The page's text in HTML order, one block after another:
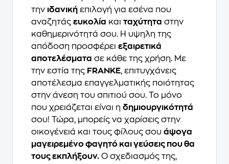
την ιδανική επιλογή για εσένα που
αναζητάς ευκολία και ταχύτητα στην
καθημερινότητά σου. Η υψηλη της
απόδοση προσφέρει εξαιρετικά
αποτελέσματα σε κάθε της χρήση. Με
την εστία της FRANKE, επιτυγχάνεις
αποτέλεσμα επαγγελματικής ποιότητας
στην άνεση του σπιτιού σου. Το μόνο
που χρειάζεται είναι η δημιουργικότητά
σου! Τώρα, μπορείς να χαρίσεις στην
οικογένειά και τους φίλους σου άψογα
μαγειρεμένο φαγητό και γεύσεις που θα
τους εκπλήξουν. Ο σχεδιασμός της,